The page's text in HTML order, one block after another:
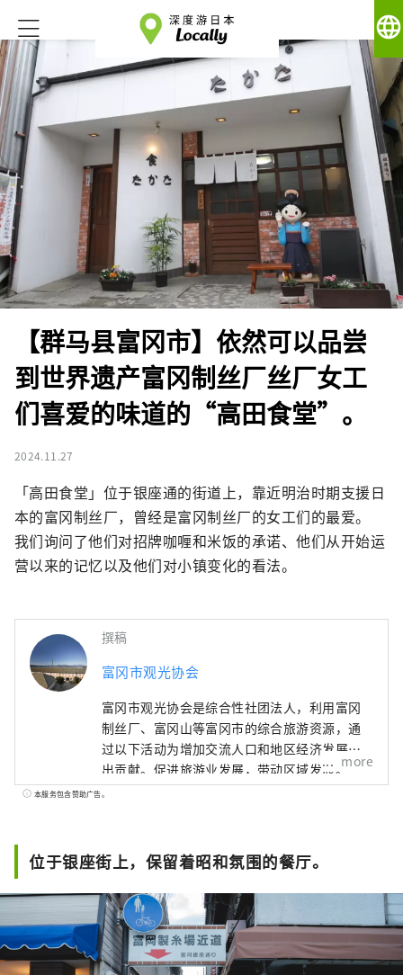
language
【群马县富冈市】依然可以品尝
到世界遗产富冈制丝厂丝厂女工
们喜爱的味道的“高田食堂”。
2024.11.27
「高田食堂」位于银座通的街道上，靠近明治时期支援日
本的富冈制丝厂，曾经是富冈制丝厂的女工们的最爱。
我们询问了他们对招牌咖喱和米饭的承诺、他们从开始运
营以来的记忆以及他们对小镇变化的看法。
撰稿
富冈市观光协会
富冈市观光协会是综合性社团法人，利用富冈
制丝厂、富冈山等富冈市的综合旅游资源，通
过以下活动为增加交流人口和地区经济发展做
出贡献。促进旅游业发展，带动区域发展。more
本服务包含赞助广告。
位于银座街上，保留着昭和氛围的餐厅。